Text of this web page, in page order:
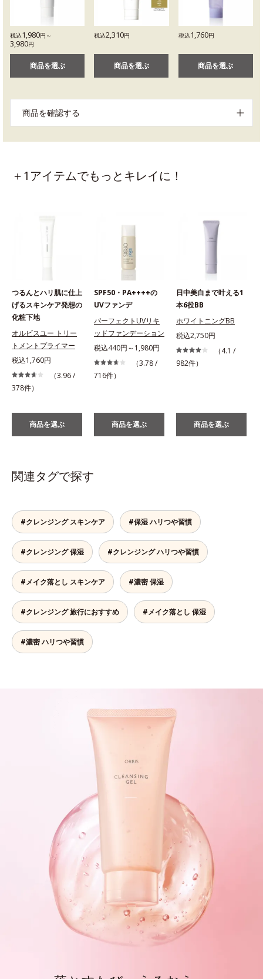
税込1,980円～
3,980円
商品を選ぶ
税込2,310円
商品を選ぶ
税込1,760円
商品を選ぶ
商品を確認する
＋1アイテムでもっとキレイに！
つるんとハリ肌に仕上
げるスキンケア発想の
化粧下地
オルビスユー トリー
トメントプライマー
税込1,760円
（3.96 /
378件）
商品を選ぶ
SPF50・PA++++の
UVファンデ
パーフェクトUVリキ
ッドファンデーション
税込440円～1,980円
（3.78 /
716件）
商品を選ぶ
日中美白まで叶える1
本6役BB
ホワイトニングBB
税込2,750円
（4.1 /
982件）
商品を選ぶ
関連タグで探す
#クレンジング スキンケア #保湿 ハリつや習慣
#クレンジング 保湿 #クレンジング ハリつや習慣
#メイク落とし スキンケア #濃密 保湿
#クレンジング 旅行におすすめ #メイク落とし 保湿
#濃密 ハリつや習慣